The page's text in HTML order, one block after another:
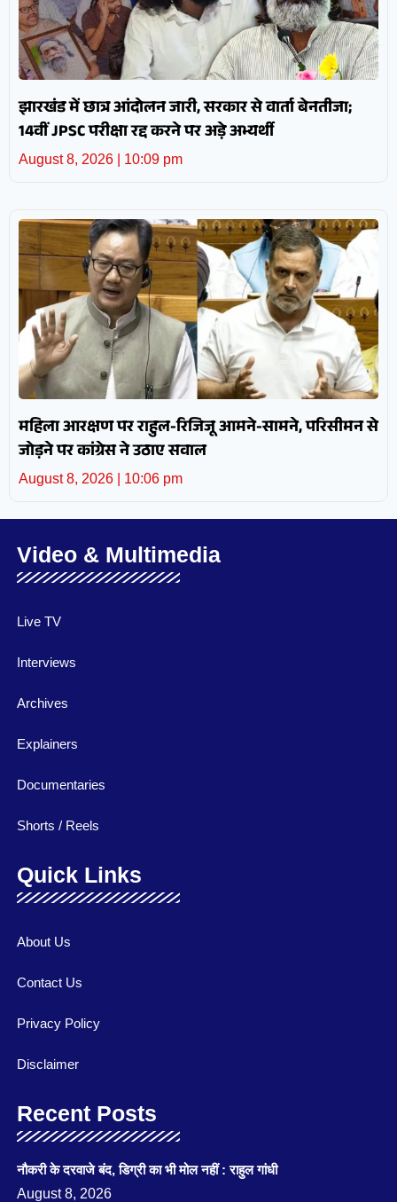
झारखंड में छात्र आंदोलन जारी, सरकार से वार्ता बेनतीजा;
14वीं JPSC परीक्षा रद्द करने पर अड़े अभ्यर्थी
August 8, 2026 10:09 pm
महिला आरक्षण पर राहुल-रिजिजू आमने-सामने, परिसीमन से
जोड़ने पर कांग्रेस ने उठाए सवाल
August 8, 2026 10:06 pm
Video & Multimedia
Live TV
Interviews
Archives
Explainers
Documentaries
Shorts / Reels
Quick Links
About Us
Contact Us
Privacy Policy
Disclaimer
Recent Posts
नौकरी के दरवाजे बंद, डिग्री का भी मोल नहीं : राहुल गांधी
August 8, 2026